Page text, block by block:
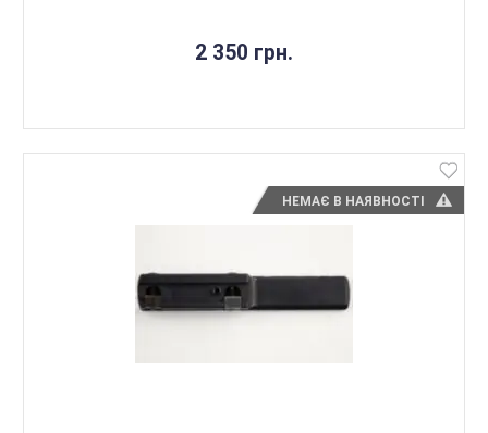
2 350 грн.
НЕМАЄ В НАЯВНОСТІ